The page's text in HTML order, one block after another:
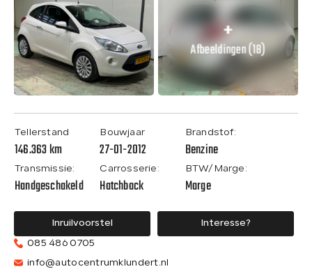
Afbeeldingen (18)
Tellerstand
146.363 km
Bouwjaar
27-01-2012
Brandstof:
Benzine
Transmissie:
Handgeschakeld
Carrosserie:
Hatchback
BTW/Marge:
Marge
Inruilvoorstel
Interesse?
085 486 0705
info@autocentrumklundert.nl